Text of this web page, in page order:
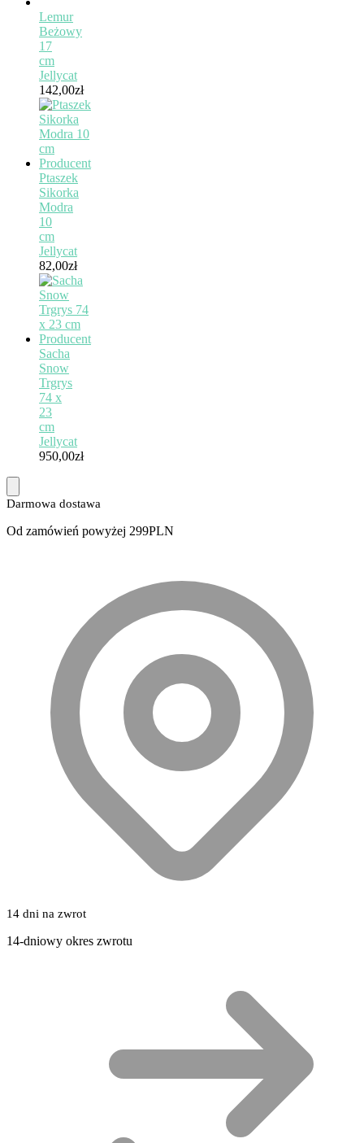
Lemur
Beżowy
17
cm
Jellycat
142,00zł
Ptaszek
Sikorka
Modra
10
cm
Jellycat
82,00zł
Sacha
Snow
Trgrys
74 x
23
cm
Jellycat
950,00zł
Darmowa dostawa
Od zamówień powyżej 299PLN
14 dni na zwrot
14-dniowy okres zwrotu